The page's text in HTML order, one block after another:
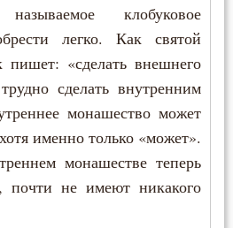
клобуковое
легко. Как святой
«сделать внешнего
сделать внутренним
монашество может
именно только «может».
монашестве теперь
почти не имеют никакого